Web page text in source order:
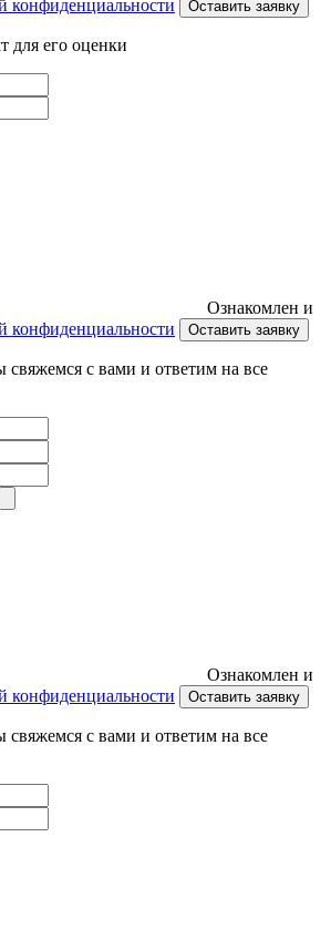
конфиденциальности Оставить заявку
для его оценки
Ознакомлен и
конфиденциальности Оставить заявку
свяжемся с вами и ответим на все
Ознакомлен и
конфиденциальности Оставить заявку
свяжемся с вами и ответим на все